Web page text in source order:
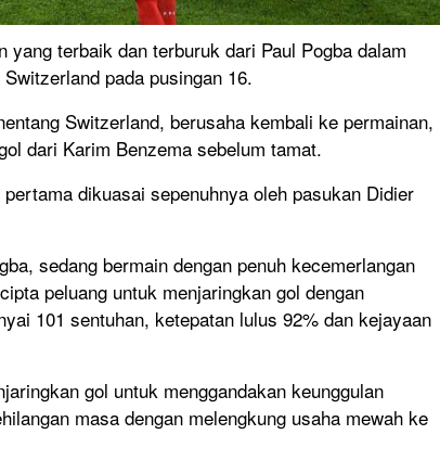
terbaik dan terburuk dari Paul Pogba dalam
pada pusingan 16.
Switzerland, berusaha kembali ke permainan,
dari Karim Benzema sebelum tamat.
dikuasai sepenuhnya oleh pasukan Didier
sedang bermain dengan penuh kecemerlangan
peluang untuk menjaringkan gol dengan
101 sentuhan, ketepatan lulus 92% dan kejayaan
gol untuk menggandakan keunggulan
masa dengan melengkung usaha mewah ke